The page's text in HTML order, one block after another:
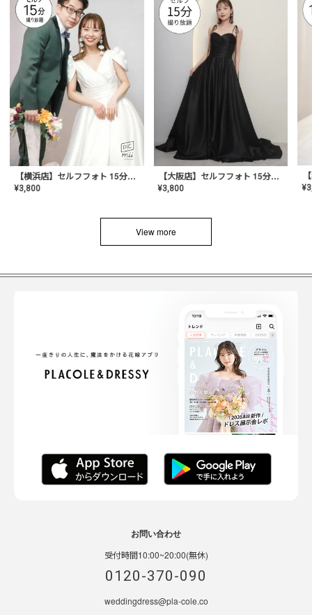
【横浜店】セルフフォト 15分撮り放題プラン
¥3,800
【大阪店】セルフフォト 15分撮り放題プラン
¥3,800 ¥
View more
お問い合わせ
受付時間10:00~20:00(無休)
0120-370-090
weddingdress@pla-cole.co